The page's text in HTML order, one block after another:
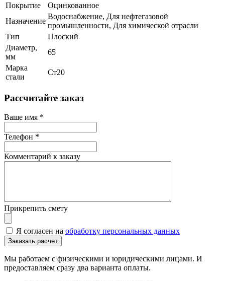
Покрытие
Оцинкованное
Назначение
Водоснабжение, Для нефтегазовой
промышленности, Для химической отрасли
Тип
Плоский
Диаметр,
мм
65
Марка
стали
Ст20
Рассчитайте заказ
Ваше имя *
Телефон *
Комментарий к заказу
Прикрепить смету
Я согласен на обработку персональных данных
Мы работаем с физическими и юридическими лицами. И
предоставляем сразу два варианта оплаты.